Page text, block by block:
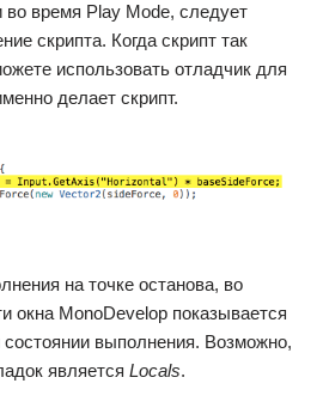
время Play Mode, следует
скрипта. Когда скрипт так
использовать отладчик для
делает скрипт.
на точке останова, во
окна MonoDevelop показывается
выполнения. Возможно,
является Locals.